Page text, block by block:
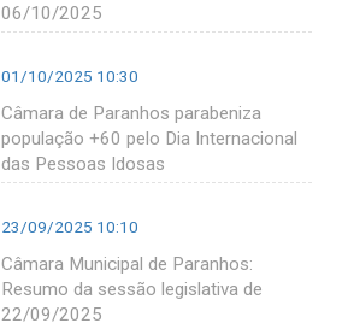
06/10/2025
01/10/2025 10:30
Câmara de Paranhos parabeniza
população +60 pelo Dia Internacional
das Pessoas Idosas
23/09/2025 10:10
Câmara Municipal de Paranhos:
Resumo da sessão legislativa de
22/09/2025